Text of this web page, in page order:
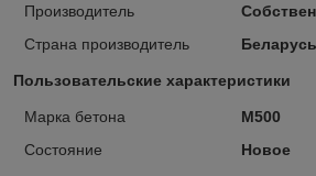
Производитель
Страна производитель
Беларусь
Пользовательские характеристики
Марка бетона
М500
Состояние
Новое